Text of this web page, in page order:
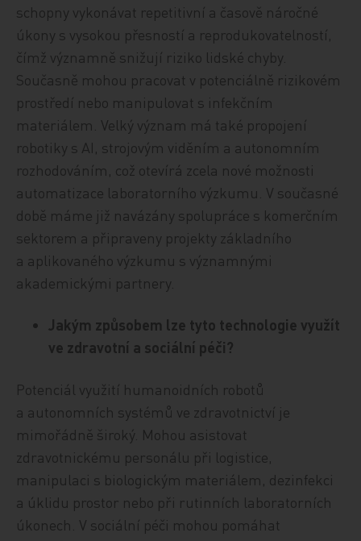
schopny vykonávat repetitivní a časově náročné
úkony s vysokou přesností a reprodukovatelností,
čímž významně snižují riziko lidské chyby.
Současně mohou pracovat v potenciálně rizikovém
prostředí nebo manipulovat s infekčním
materiálem. Velký význam má také propojení
robotiky s AI, strojovým viděním a autonomním
rozhodováním, což otevírá zcela nové možnosti
automatizace laboratorního výzkumu. V současné
době máme již navázány spolupráce s komerčním
sektorem a připraveny projekty základního
a aplikovaného výzkumu s významnými
akademickými partnery.
Jakým způsobem lze tyto technologie využít
ve zdravotní a sociální péči?
Potenciál využití humanoidních robotů
a autonomních systémů ve zdravotnictví je
mimořádně široký. Mohou asistovat
zdravotnickému personálu při logistice,
manipulaci s biologickým materiálem, dezinfekci
a úklidu prostor nebo při rutinních laboratorních
úkonech. V sociální péči mohou pomáhat